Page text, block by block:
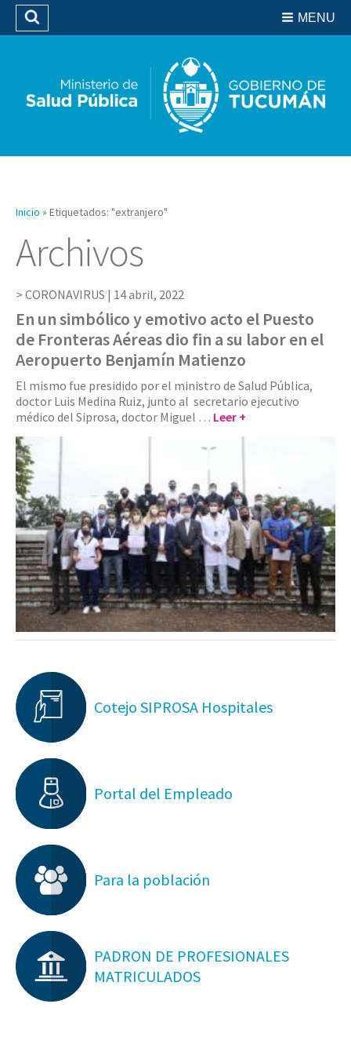
Biblioteca
MENU
Buscar
Inicio » Etiquetados: "extranjero"
Archivos
CORONAVIRUS | 14 abril, 2022
En un simbólico y emotivo acto el Puesto
de Fronteras Aéreas dio fin a su labor en el
Aeropuerto Benjamín Matienzo
El mismo fue presidido por el ministro de Salud Pública,
doctor Luis Medina Ruiz, junto al secretario ejecutivo
médico del Siprosa, doctor Miguel … Leer +
Cotejo SIPROSA Hospitales
Portal del Empleado
Para la población
PADRON DE PROFESIONALES
MATRICULADOS